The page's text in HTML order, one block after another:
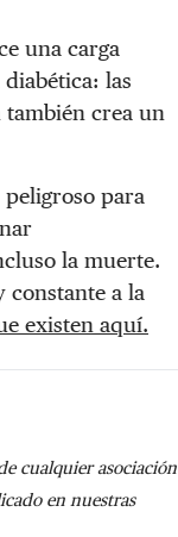
una carga
las
también crea un
para
la muerte.
constante a la
existen aquí.
cualquier asociación
en nuestras